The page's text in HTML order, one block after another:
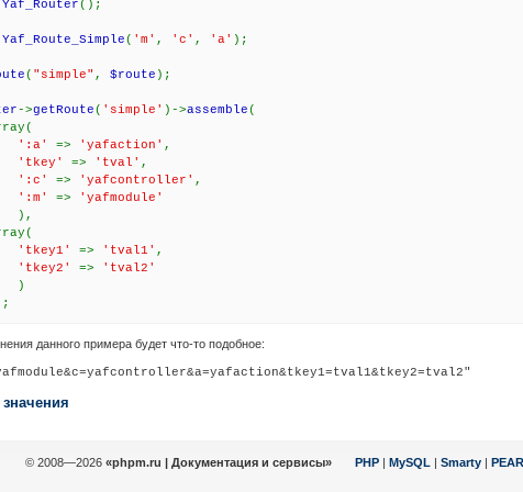
Yaf_Router();
Yaf_Route_Simple( 'm' , 'c' , 'a' );
( "simple" , $route );
->getRoute( 'simple' )->assemble(
':a' => 'yafaction' ,
'tkey' => 'tval' ,
':c' => 'yafcontroller' ,
':m' =>
'yafmodule'
),
'tkey1' => 'tval1' ,
'tkey2' =>
'tval2'
)
данного примера будет что-то подобное:
© 2008—2026 «phpm.ru | Документация и сервисы» PHP| MySQL | Smarty| PEAR